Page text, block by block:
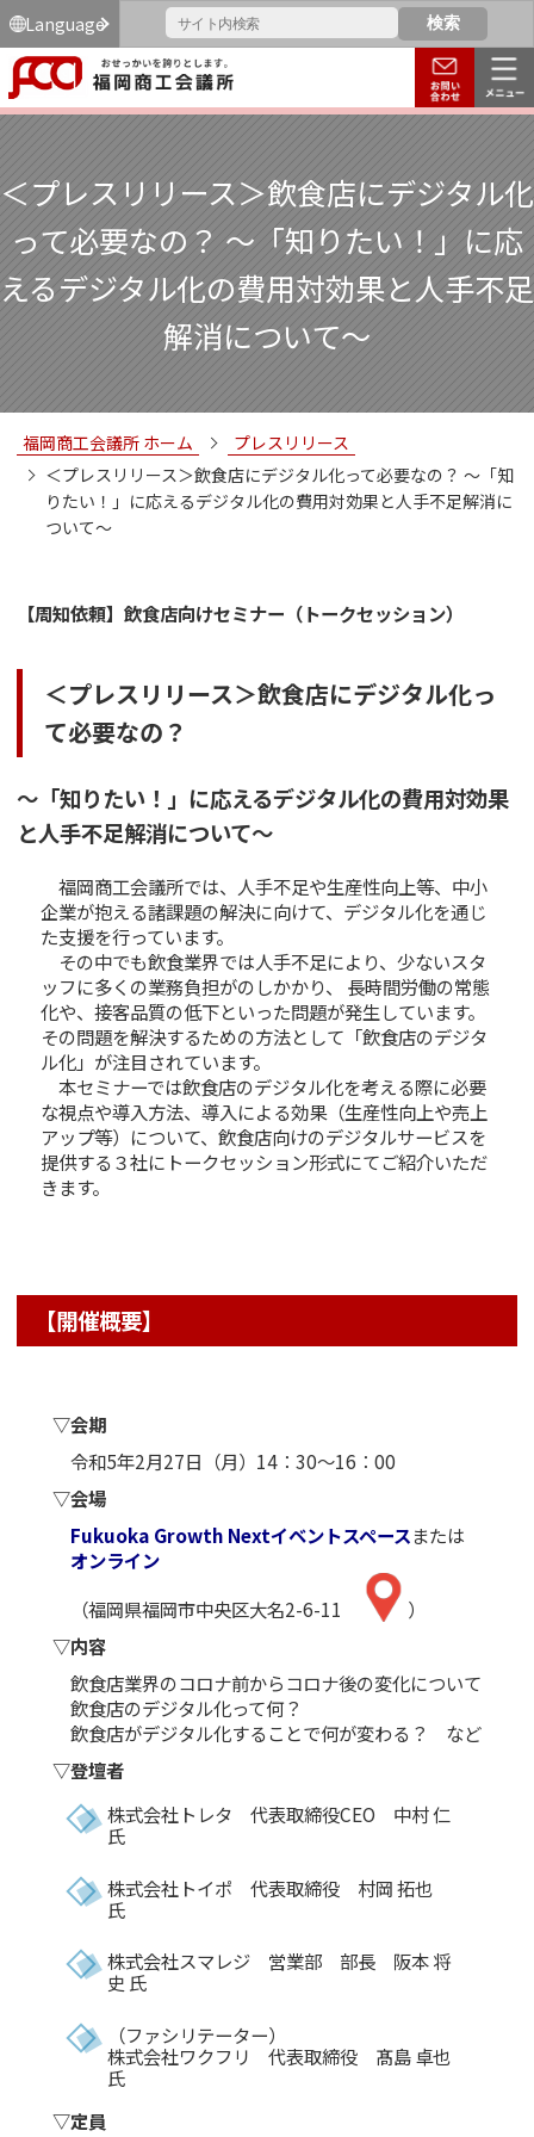
Language
＜プレスリリース＞飲食店にデジタル化
って必要なの？ ～「知りたい！」に応
えるデジタル化の費用対効果と人手不足
解消について～
福岡商工会議所 ホーム
プレスリリース
＜プレスリリース＞飲食店にデジタル化って必要なの？ ～「知
りたい！」に応えるデジタル化の費用対効果と人手不足解消に
ついて～
【周知依頼】飲食店向けセミナー（トークセッション）
＜プレスリリース＞飲食店にデジタル化っ
て必要なの？
～「知りたい！」に応えるデジタル化の費用対効果
と人手不足解消について～
福岡商工会議所では、人手不足や生産性向上等、中小
企業が抱える諸課題の解決に向けて、デジタル化を通じ
た支援を行っています。
その中でも飲食業界では人手不足により、少ないスタ
ッフに多くの業務負担がのしかかり、 長時間労働の常態
化や、接客品質の低下といった問題が発生しています。
その問題を解決するための方法として「飲食店のデジタ
ル化」が注目されています。
本セミナーでは飲食店のデジタル化を考える際に必要
な視点や導入方法、導入による効果（生産性向上や売上
アップ等）について、飲食店向けのデジタルサービスを
提供する３社にトークセッション形式にてご紹介いただ
きます。
【開催概要】
▽会期
令和5年2月27日（月）14：30～16：00
▽会場
Fukuoka Growth Nextイベントスペースまたは
オンライン
（福岡県福岡市中央区大名2-6-11
）
▽内容
飲食店業界のコロナ前からコロナ後の変化について
飲食店のデジタル化って何？
飲食店がデジタル化することで何が変わる？ など
▽登壇者
株式会社トレタ 代表取締役CEO 中村 仁
氏
株式会社トイポ 代表取締役 村岡 拓也
氏
株式会社スマレジ 営業部 部長 阪本 将
史 氏
（ファシリテーター）
株式会社ワクフリ 代表取締役 髙島 卓也
氏
▽定員